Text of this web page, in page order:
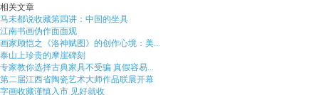
相关文章
马未都说收藏第四讲：中国的坐具
江南书画伪作面面观
画家顾恺之《洛神赋图》的创作心境：美...
泰山上珍贵的摩崖碑刻
专家教你选择古典家具不受骗 真假容易...
第二届江西省陶瓷艺术大师作品联展开幕
字画收藏谨慎入市 见好就收